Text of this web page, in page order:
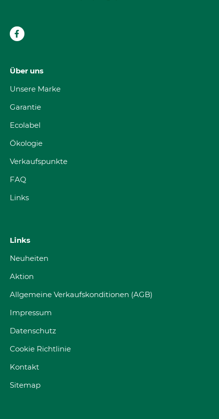
Über uns
Unsere Marke
Garantie
Ecolabel
Ökologie
Verkaufspunkte
FAQ
Links
Links
Neuheiten
Aktion
Allgemeine Verkaufskonditionen (AGB)
Impressum
Datenschutz
Cookie Richtlinie
Kontakt
Sitemap